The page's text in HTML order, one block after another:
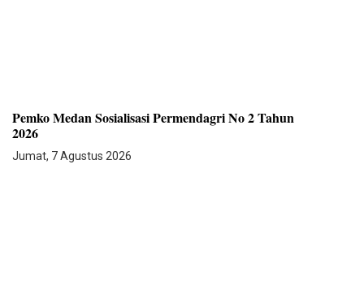
Pemko Medan Sosialisasi Permendagri No 2 Tahun
2026
Jumat, 7 Agustus 2026